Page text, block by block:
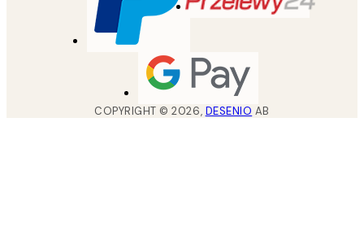
COPYRIGHT ©2026, DESENIO AB